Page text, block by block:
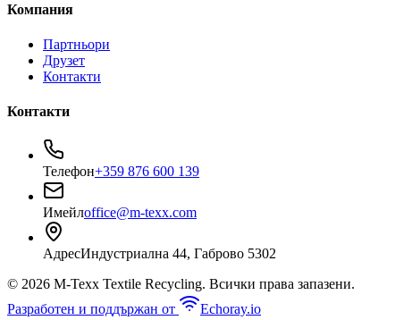
Компания
Партньори
Друзет
Контакти
Контакти
Телефон+359 876 600 139
Имейлoffice@m-texx.com
АдресИндустриална 44, Габрово 5302
© 2026 M-Texx Textile Recycling. Всички права запазени.
Разработен и поддържан от
Echoray.io